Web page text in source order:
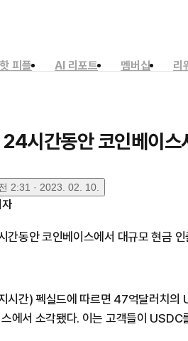
핫 피플 AI 리포트 멤버십
리
24시간동안 코인베이
2:31 · 2023. 02. 10.
간동안 코인베이스에서 대규모 현금
시간) 펙실드에 따르면 47억달러치
에서 소각됐다. 이는 고객들이 USDC